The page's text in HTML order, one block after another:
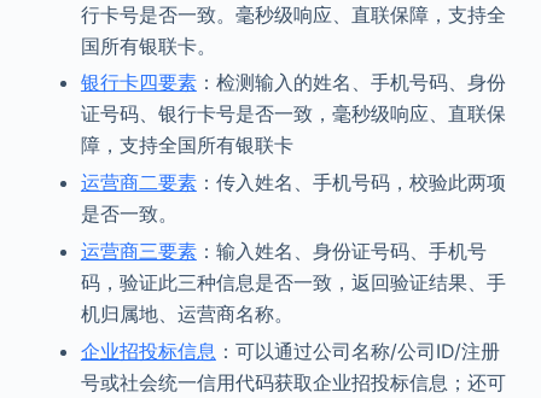
行卡号是否一致。毫秒级响应、直联保障，支持全
国所有银联卡。
银行卡四要素：检测输入的姓名、手机号码、身份
证号码、银行卡号是否一致，毫秒级响应、直联保
障，支持全国所有银联卡
运营商二要素：传入姓名、手机号码，校验此两项
是否一致。
运营商三要素：输入姓名、身份证号码、手机号
码，验证此三种信息是否一致，返回验证结果、手
机归属地、运营商名称。
企业招投标信息 ：可以通过公司名称/公司ID/注册
号或社会统一信用代码获取企业招投标信息；还可